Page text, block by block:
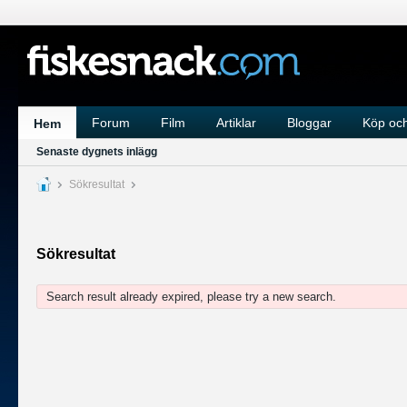
Hem Forum Film Artiklar Bloggar Köp
Senaste dygnets inlägg
Sökresultat
Sökresultat
Search result already expired, please try a new search.